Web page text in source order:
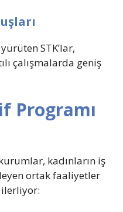
STK’lar,
çalışmalarda geniş
Programı
kadınların iş
ortak faaliyetler